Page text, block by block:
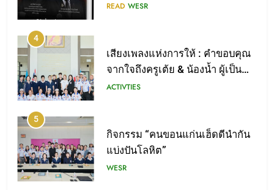
READ WESR
4
เสียงเพลงแห่งการให้ : คำขอบคุณ
จากใจถึงครูเต้ย & น้องน้ำ ผู้เป็น
สัญลักษณ์แห่งการเสียสละ
ACTIVTIES
5
กิจกรรม “คนขอนแก่นเฮ็ดดีนำกัน
แบ่งปันโลหิต”
WESR